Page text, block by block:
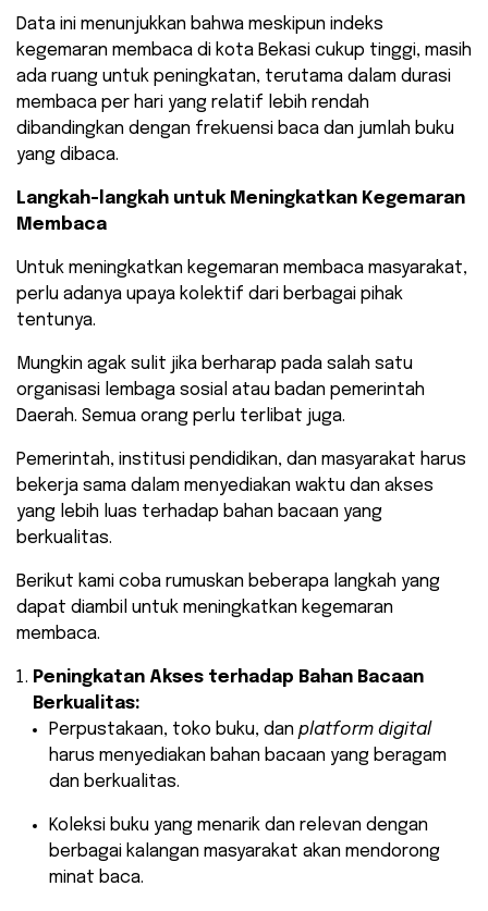
Data ini menunjukkan bahwa meskipun indeks
kegemaran membaca di kota Bekasi cukup tinggi, masih
ada ruang untuk peningkatan, terutama dalam durasi
membaca per hari yang relatif lebih rendah
dibandingkan dengan frekuensi baca dan jumlah buku
yang dibaca.
Langkah-langkah untuk Meningkatkan Kegemaran
Membaca
Untuk meningkatkan kegemaran membaca masyarakat,
perlu adanya upaya kolektif dari berbagai pihak
tentunya.
Mungkin agak sulit jika berharap pada salah satu
organisasi lembaga sosial atau badan pemerintah
Daerah. Semua orang perlu terlibat juga.
Pemerintah, institusi pendidikan, dan masyarakat harus
bekerja sama dalam menyediakan waktu dan akses
yang lebih luas terhadap bahan bacaan yang
berkualitas.
Berikut kami coba rumuskan beberapa langkah yang
dapat diambil untuk meningkatkan kegemaran
membaca.
Peningkatan Akses terhadap Bahan Bacaan
Berkualitas:
Perpustakaan, toko buku, dan platform digital
harus menyediakan bahan bacaan yang beragam
dan berkualitas.
Koleksi buku yang menarik dan relevan dengan
berbagai kalangan masyarakat akan mendorong
minat baca.